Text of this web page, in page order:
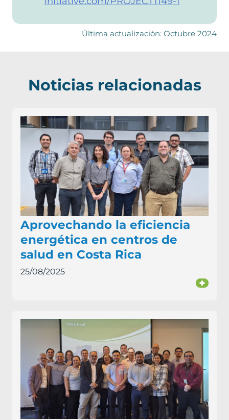
Última actualización: Octubre 2024
Noticias relacionadas
Aprovechando la eficiencia
energética en centros de
salud en Costa Rica
25/08/2025
+